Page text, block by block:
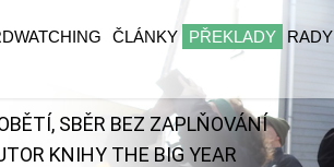
ČLÁNKY PŘEKLADY
SBĚR BEZ ZAPLŇOVÁNÍ
KNIHY THE BIG YEAR